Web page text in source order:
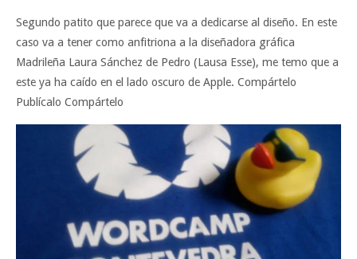
Segundo patito que parece que va a dedicarse al diseño. En este
caso va a tener como anfitriona a la diseñadora gráfica
Madrileña Laura Sánchez de Pedro (Lausa Esse), me temo que a
este ya ha caído en el lado oscuro de Apple. Compártelo
Publícalo Compártelo